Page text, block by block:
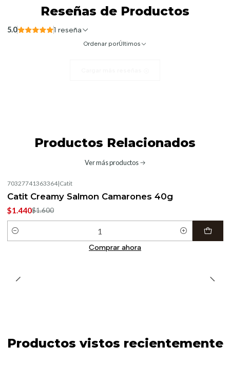
Reseñas de Productos
5.0 1 reseña
Ordenar porÚltimos
Productos Relacionados
Ver más productos
70327741363364|Catit
Catit Creamy Salmon Camarones 40g
$1.440$1.600
Cantidad
Comprar ahora
Productos vistos recientemente